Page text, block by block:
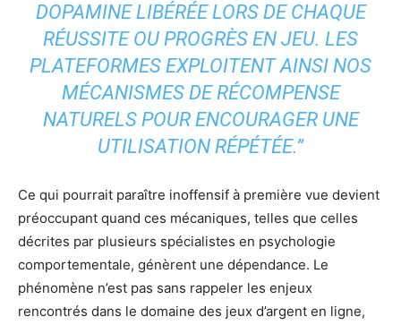
DOPAMINE LIBÉRÉE LORS DE CHAQUE
RÉUSSITE OU PROGRÈS EN JEU. LES
PLATEFORMES EXPLOITENT AINSI NOS
MÉCANISMES DE RÉCOMPENSE
NATURELS POUR ENCOURAGER UNE
UTILISATION RÉPÉTÉE.”
Ce qui pourrait paraître inoffensif à première vue devient
préoccupant quand ces mécaniques, telles que celles
décrites par plusieurs spécialistes en psychologie
comportementale, génèrent une dépendance. Le
phénomène n’est pas sans rappeler les enjeux
rencontrés dans le domaine des jeux d’argent en ligne,